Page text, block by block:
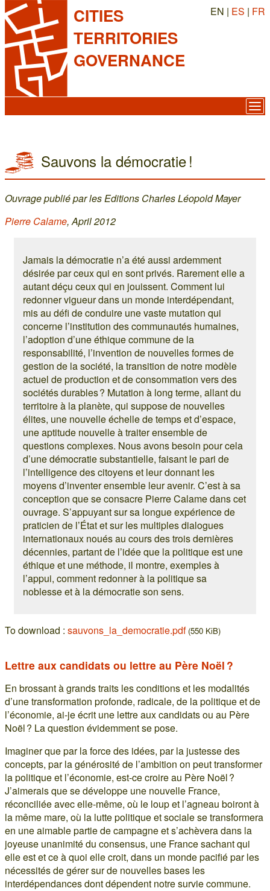
CITIES
TERRITORIES
GOVERNANCE
EN | ES | FR
Sauvons la démocratie !
Ouvrage publié par les Editions Charles Léopold Mayer
Pierre Calame, April 2012
Jamais la démocratie n’a été aussi ardemment
désirée par ceux qui en sont privés. Rarement elle a
autant déçu ceux qui en jouissent. Comment lui
redonner vigueur dans un monde interdépendant,
mis au défi de conduire une vaste mutation qui
concerne l’institution des communautés humaines,
l’adoption d’une éthique commune de la
responsabilité, l’invention de nouvelles formes de
gestion de la société, la transition de notre modèle
actuel de production et de consommation vers des
sociétés durables ? Mutation à long terme, allant du
territoire à la planète, qui suppose de nouvelles
élites, une nouvelle échelle de temps et d’espace,
une aptitude nouvelle à traiter ensemble de
questions complexes. Nous avons besoin pour cela
d’une démocratie substantielle, faisant le pari de
l’intelligence des citoyens et leur donnant les
moyens d’inventer ensemble leur avenir. C’est à sa
conception que se consacre Pierre Calame dans cet
ouvrage. S’appuyant sur sa longue expérience de
praticien de l’État et sur les multiples dialogues
internationaux noués au cours des trois dernières
décennies, partant de l’idée que la politique est une
éthique et une méthode, il montre, exemples à
l’appui, comment redonner à la politique sa
noblesse et à la démocratie son sens.
To download : sauvons_la_democratie.pdf (550 KiB)
Lettre aux candidats ou lettre au Père Noël ?
En brossant à grands traits les conditions et les modalités
d’une transformation profonde, radicale, de la politique et de
l’économie, ai-je écrit une lettre aux candidats ou au Père
Noël ? La question évidemment se pose.
Imaginer que par la force des idées, par la justesse des
concepts, par la générosité de l’ambition on peut transformer
la politique et l’économie, est-ce croire au Père Noël ?
J’aimerais que se développe une nouvelle France,
réconciliée avec elle-même, où le loup et l’agneau boiront à
la même mare, où la lutte politique et sociale se transformera
en une aimable partie de campagne et s’achèvera dans la
joyeuse unanimité du consensus, une France sachant qui
elle est et ce à quoi elle croit, dans un monde pacifié par les
nécessités de gérer sur de nouvelles bases les
interdépendances dont dépendent notre survie commune.